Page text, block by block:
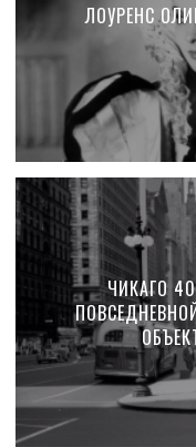
ЛОУРЕНС
ЧИКАГО